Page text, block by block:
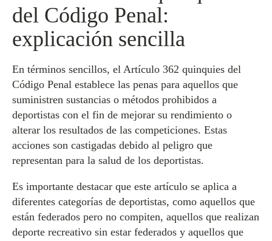
del Código Penal:
explicación sencilla
En términos sencillos, el Artículo 362 quinquies del
Código Penal establece las penas para aquellos que
suministren sustancias o métodos prohibidos a
deportistas con el fin de mejorar su rendimiento o
alterar los resultados de las competiciones. Estas
acciones son castigadas debido al peligro que
representan para la salud de los deportistas.
Es importante destacar que este artículo se aplica a
diferentes categorías de deportistas, como aquellos que
están federados pero no compiten, aquellos que realizan
deporte recreativo sin estar federados y aquellos que